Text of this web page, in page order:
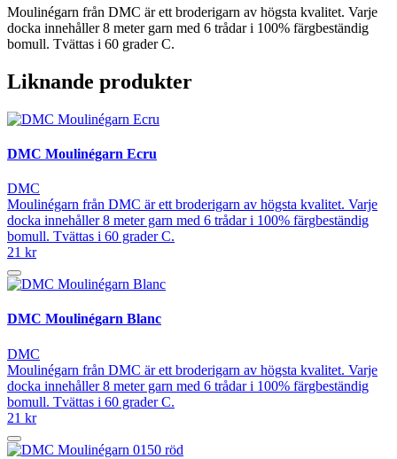
Moulinégarn från DMC är ett broderigarn av högsta kvalitet. Varje
docka innehåller 8 meter garn med 6 trådar i 100% färgbeständig
bomull. Tvättas i 60 grader C.
Liknande produkter
DMC Moulinégarn Ecru
DMC
Moulinégarn från DMC är ett broderigarn av högsta kvalitet. Varje
docka innehåller 8 meter garn med 6 trådar i 100% färgbeständig
bomull. Tvättas i 60 grader C.
21 kr
DMC Moulinégarn Blanc
DMC
Moulinégarn från DMC är ett broderigarn av högsta kvalitet. Varje
docka innehåller 8 meter garn med 6 trådar i 100% färgbeständig
bomull. Tvättas i 60 grader C.
21 kr